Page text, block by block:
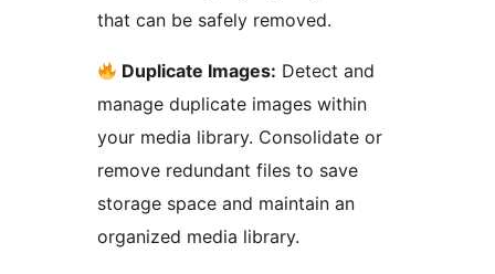
that can be safely removed.
Duplicate Images: Detect and
manage duplicate images within
your media library. Consolidate or
remove redundant files to save
storage space and maintain an
organized media library.